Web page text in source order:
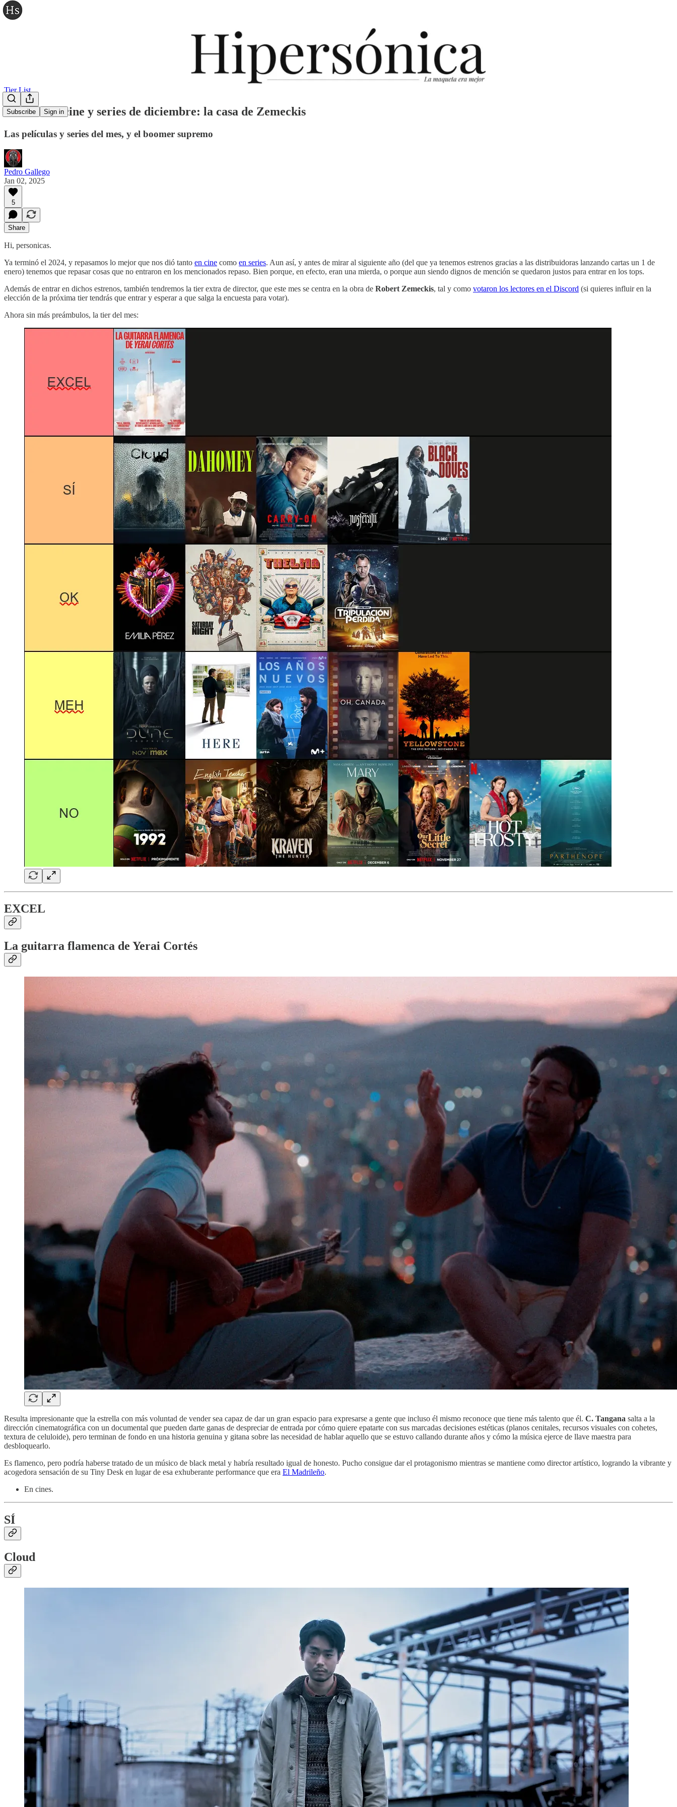
Subscribe Sign in
Tier List
Tier list de cine y series de diciembre: la casa de Zemeckis
Las películas y series del mes, y el boomer supremo
Pedro Gallego
Jan 02, 2025
5
Share
Hi, personicas.
Ya terminó el 2024, y repasamos lo mejor que nos dió tanto en cine como en series. Aun así, y antes de mirar al siguiente año (del que ya tenemos estrenos gracias a las distribuidoras lanzando cartas un 1 de
enero) tenemos que repasar cosas que no entraron en los mencionados repaso. Bien porque, en efecto, eran una mierda, o porque aun siendo dignos de mención se quedaron justos para entrar en los tops.
Además de entrar en dichos estrenos, también tendremos la tier extra de director, que este mes se centra en la obra de Robert Zemeckis, tal y como votaron los lectores en el Discord (si quieres influir en la
elección de la próxima tier tendrás que entrar y esperar a que salga la encuesta para votar).
Ahora sin más preámbulos, la tier del mes:
EXCEL
La guitarra flamenca de Yerai Cortés
Resulta impresionante que la estrella con más voluntad de vender sea capaz de dar un gran espacio para expresarse a gente que incluso él mismo reconoce que tiene más talento que él. C. Tangana salta a la
dirección cinematográfica con un documental que pueden darte ganas de despreciar de entrada por cómo quiere epatarte con sus marcadas decisiones estéticas (planos cenitales, recursos visuales con cohetes,
textura de celuloide), pero terminan de fondo en una historia genuina y gitana sobre las necesidad de hablar aquello que se estuvo callando durante años y cómo la música ejerce de llave maestra para
desbloquearlo.
Es flamenco, pero podría haberse tratado de un músico de black metal y habría resultado igual de honesto. Pucho consigue dar el protagonismo mientras se mantiene como director artístico, logrando la vibrante y
acogedora sensación de su Tiny Desk en lugar de esa exhuberante performance que era El Madrileño.
En cines.
SÍ
Cloud